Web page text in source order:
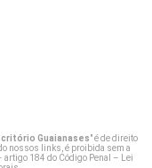
Guaianases" é de direito
nossos links, é proibida sem a
artigo 184 do Código Penal – Lei